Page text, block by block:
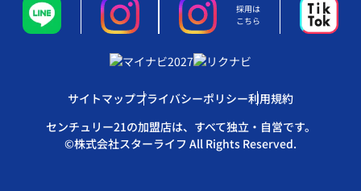
採用は
こちら
サイトマッププライバシーポリシー利用規約
センチュリー21の加盟店は、すべて独立・自営です。
©株式会社スターライフ All Rights Reserved.